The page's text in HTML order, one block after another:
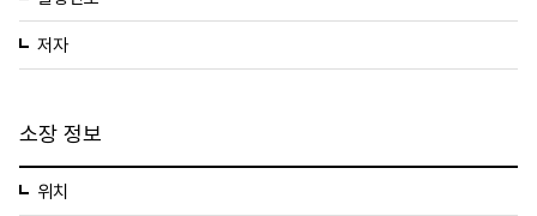
저자
소장 정보
위치